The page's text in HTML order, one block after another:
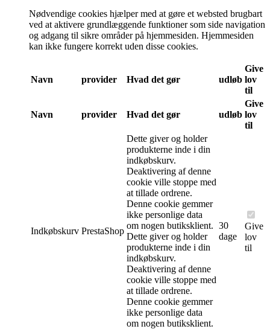
Nødvendige cookies hjælper med at gøre et websted brugbart
ved at aktivere grundlæggende funktioner som side navigation
og adgang til sikre områder på hjemmesiden. Hjemmesiden
kan ikke fungere korrekt uden disse cookies.
Navn provider Hvad det gør udløb
Give
lov
til
Navn provider Hvad det gør udløb
Give
lov
til
Indkøbskurv PrestaShop
Dette giver og holder
produkterne inde i din
indkøbskurv.
Deaktivering af denne
cookie ville stoppe med
at tillade ordrene.
Denne cookie gemmer
ikke personlige data
om nogen butiksklient.
Dette giver og holder
produkterne inde i din
indkøbskurv.
Deaktivering af denne
cookie ville stoppe med
at tillade ordrene.
Denne cookie gemmer
ikke personlige data
om nogen butiksklient.
30
dage
Give
lov
til